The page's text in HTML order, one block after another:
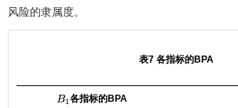
风险的隶属度。
表7 各指标的BPA
B1各指标的BPA